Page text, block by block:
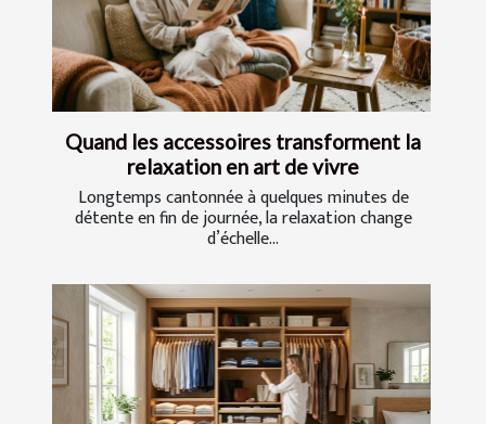
Quand les accessoires transforment la
relaxation en art de vivre
Longtemps cantonnée à quelques minutes de
détente en fin de journée, la relaxation change
d’échelle...